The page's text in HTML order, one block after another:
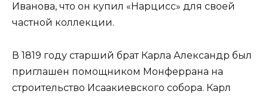
Иванова, что он купил «Нарцисс» для своей
частной коллекции.
В 1819 году старший брат Карла Александр был
приглашен помощником Монферрана на
строительство Исаакиевского собора. Карл